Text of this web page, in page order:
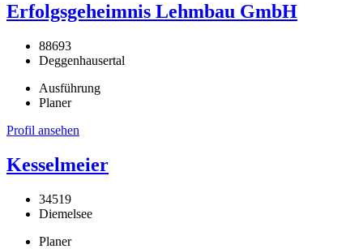
Erfolgsgeheimnis Lehmbau GmbH
88693
Deggenhausertal
Ausführung
Planer
Profil ansehen
Kesselmeier
34519
Diemelsee
Planer